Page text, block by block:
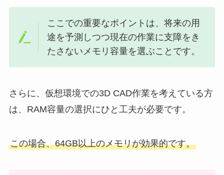
ここでの重要なポイントは、将来の用
途を予測しつつ現在の作業に支障をき
たさないメモリ容量を選ぶことです。
さらに、仮想環境での3D CAD作業を考えている方
は、RAM容量の選択にひと工夫が必要です。
この場合、64GB以上のメモリが効果的です。